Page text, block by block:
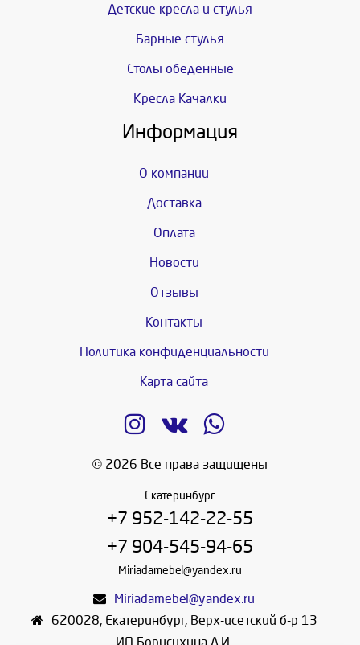
Детские кресла и стулья
Барные стулья
Столы обеденные
Кресла Качалки
Информация
О компании
Доставка
Оплата
Новости
Отзывы
Контакты
Политика конфиденциальности
Карта сайта
© 2026 Все права защищены
Екатеринбург
+7 952-142-22-55
+7 904-545-94-65
Miriadamebel@yandex.ru
Miriadamebel@yandex.ru
620028, Екатеринбург, Верх-исетский б-р 13